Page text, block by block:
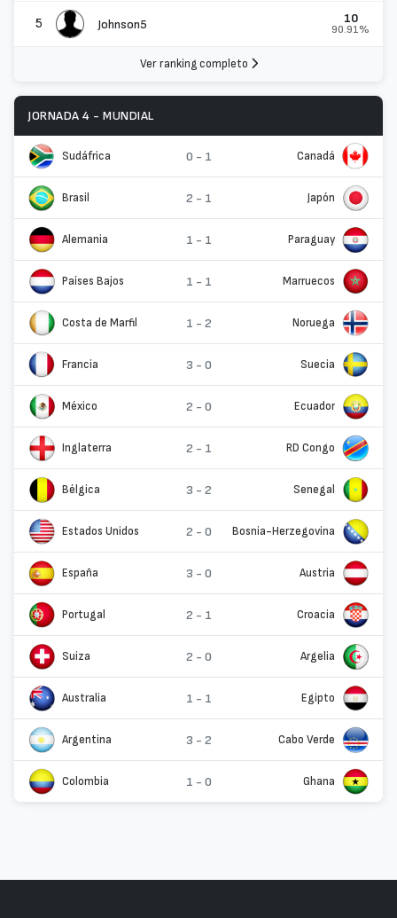
5 Johnson5 10
90.91%
Ver ranking completo
JORNADA 4 - MUNDIAL
Sudáfrica 0 - 1 Canadá
Brasil 2 - 1 Japón
Alemania 1 - 1 Paraguay
Países Bajos 1 - 1 Marruecos
Costa de Marfil 1 - 2 Noruega
Francia 3 - 0 Suecia
México 2 - 0 Ecuador
Inglaterra 2 - 1 RD Congo
Bélgica 3 - 2 Senegal
Estados Unidos 2 - 0 Bosnia-Herzegovina
España 3 - 0 Austria
Portugal 2 - 1 Croacia
Suiza 2 - 0 Argelia
Australia 1 - 1 Egipto
Argentina 3 - 2 Cabo Verde
Colombia 1 - 0 Ghana